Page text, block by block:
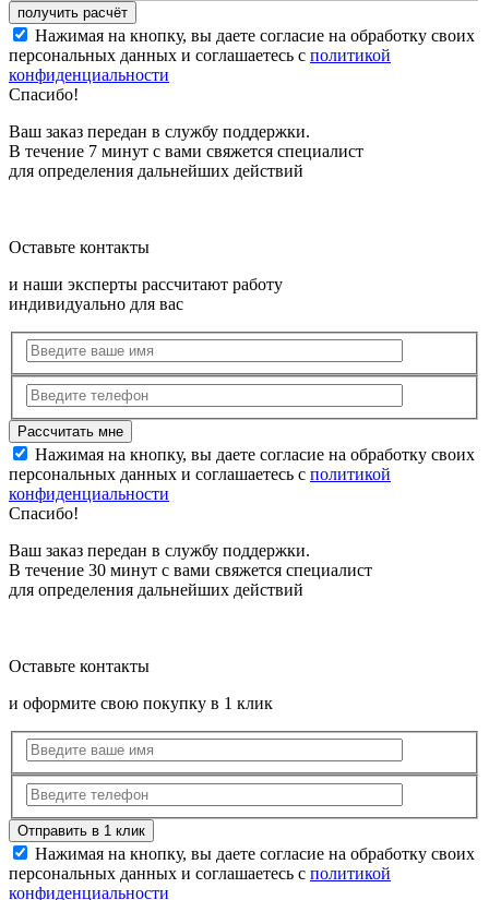
Нажимая на кнопку, вы даете согласие на обработку своих
персональных данных и соглашаетесь с политикой
конфиденциальности
Спасибо!
Ваш заказ передан в службу поддержки.
В течение 7 минут с вами свяжется специалист
для определения дальнейших действий
Оставьте контакты
и наши эксперты рассчитают работу
индивидуально для вас
Нажимая на кнопку, вы даете согласие на обработку своих
персональных данных и соглашаетесь с политикой
конфиденциальности
Спасибо!
Ваш заказ передан в службу поддержки.
В течение 30 минут с вами свяжется специалист
для определения дальнейших действий
Оставьте контакты
и оформите свою покупку в 1 клик
Нажимая на кнопку, вы даете согласие на обработку своих
персональных данных и соглашаетесь с политикой
конфиденциальности